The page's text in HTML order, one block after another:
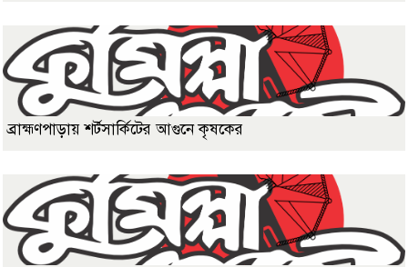
ব্রাহ্মণপাড়ায় শর্টসার্কিটের আগুনে কৃষকের